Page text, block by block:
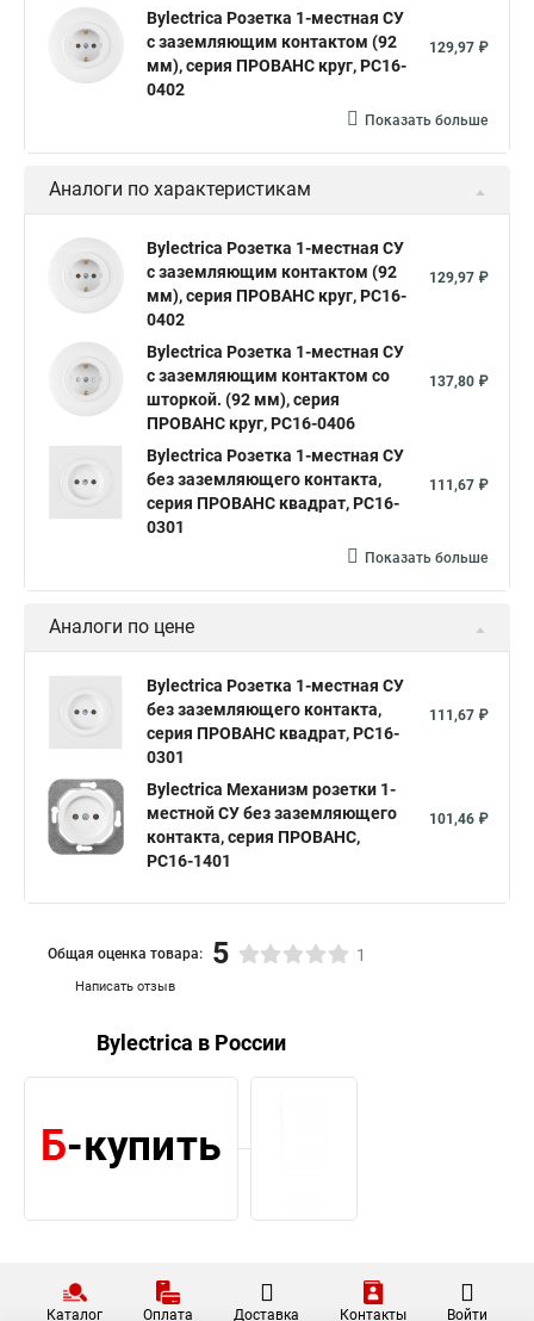
Bylectrica Розетка 1-местная СУ
с заземляющим контактом (92
мм), серия ПРОВАНС круг, РС16-
0402
129,97 ₽
Показать больше
Аналоги по характеристикам
Bylectrica Розетка 1-местная СУ
с заземляющим контактом (92
мм), серия ПРОВАНС круг, РС16-
0402
129,97 ₽
Bylectrica Розетка 1-местная СУ
с заземляющим контактом со
шторкой. (92 мм), серия
ПРОВАНС круг, РС16-0406
137,80 ₽
Bylectrica Розетка 1-местная СУ
без заземляющего контакта,
серия ПРОВАНС квадрат, РС16-
0301
111,67 ₽
Показать больше
Аналоги по цене
Bylectrica Розетка 1-местная СУ
без заземляющего контакта,
серия ПРОВАНС квадрат, РС16-
0301
111,67 ₽
Bylectrica Механизм розетки 1-
местной СУ без заземляющего
контакта, серия ПРОВАНС,
РС16-1401
101,46 ₽
Написать отзыв
Общая оценка товара: 5 1
Bylectrica в России
Каталог Оплата Доставка Контакты Войти